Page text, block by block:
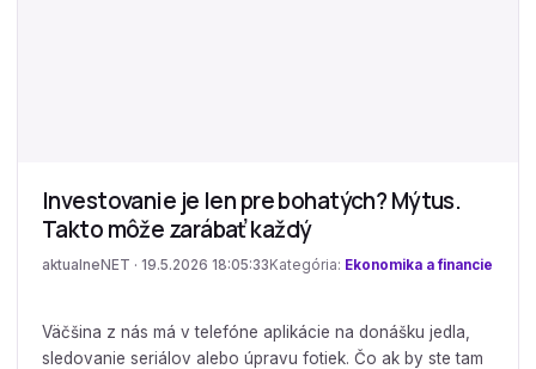
Investovanie je len pre bohatých? Mýtus.
Takto môže zarábať každý
aktualneNET · 19.5.2026 18:05:33 Kategória: Ekonomika a financie
Väčšina z nás má v telefóne aplikácie na donášku jedla,
sledovanie seriálov alebo úpravu fotiek. Čo ak by ste tam